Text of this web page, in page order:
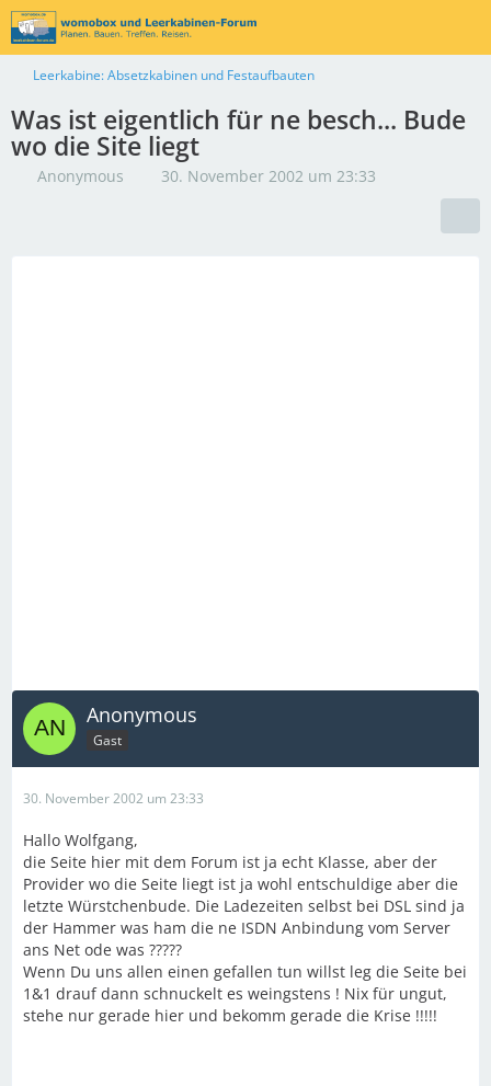
Leerkabine: Absetzkabinen und Festaufbauten
Was ist eigentlich für ne besch... Bude
wo die Site liegt
Anonymous 30. November 2002 um 23:33
Anonymous
Gast
30. November 2002 um 23:33
Hallo Wolfgang,
die Seite hier mit dem Forum ist ja echt Klasse, aber der
Provider wo die Seite liegt ist ja wohl entschuldige aber die
letzte Würstchenbude. Die Ladezeiten selbst bei DSL sind ja
der Hammer was ham die ne ISDN Anbindung vom Server
ans Net ode was ?????
Wenn Du uns allen einen gefallen tun willst leg die Seite bei
1&1 drauf dann schnuckelt es weingstens ! Nix für ungut,
stehe nur gerade hier und bekomm gerade die Krise !!!!!